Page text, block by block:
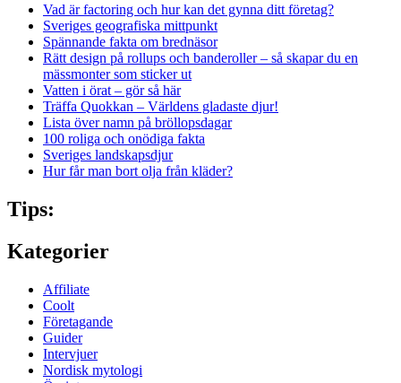
Vad är factoring och hur kan det gynna ditt företag?
Sveriges geografiska mittpunkt
Spännande fakta om brednäsor
Rätt design på rollups och banderoller – så skapar du en
mässmonter som sticker ut
Vatten i örat – gör så här
Träffa Quokkan – Världens gladaste djur!
Lista över namn på bröllopsdagar
100 roliga och onödiga fakta
Sveriges landskapsdjur
Hur får man bort olja från kläder?
Tips:
Kategorier
Affiliate
Coolt
Företagande
Guider
Intervjuer
Nordisk mytologi